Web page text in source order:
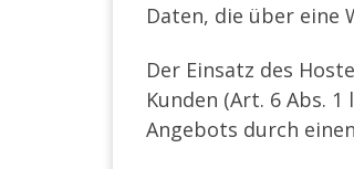
Daten, die über eine
Der Einsatz des
Kunden (Art. 6 Abs.
Angebots durch